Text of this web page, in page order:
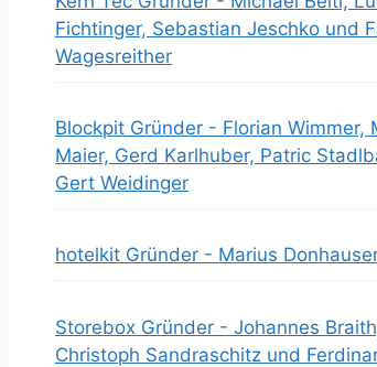
Fichtinger, Sebastian Jeschko und
Wagesreither
Blockpit Gründer - Florian Wimmer,
Maier, Gerd Karlhuber, Patric
Gert Weidinger
hotelkit Gründer - Marius
Storebox Gründer - Johannes
Christoph Sandraschitz und